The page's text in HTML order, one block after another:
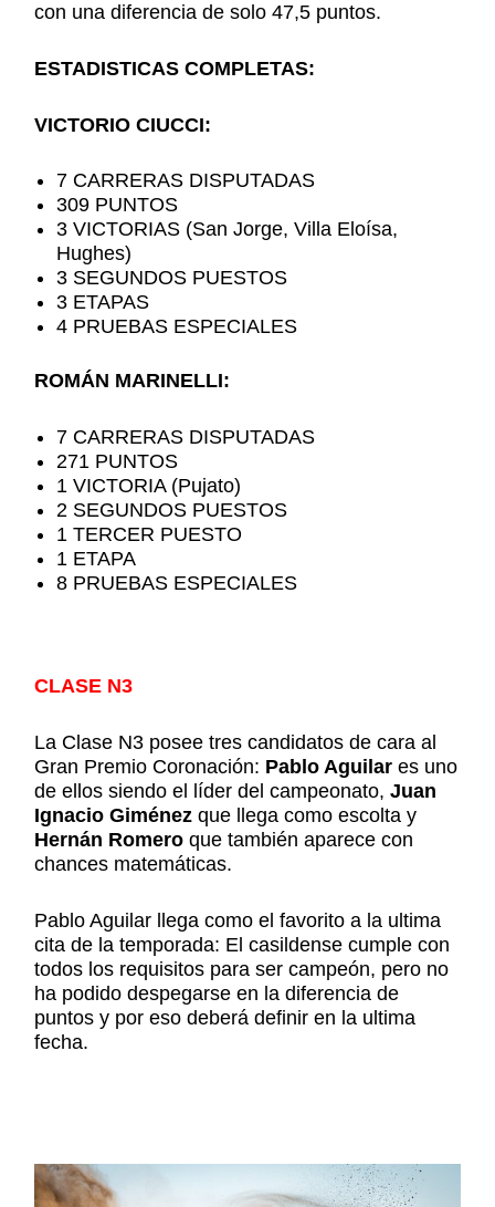
con una diferencia de solo 47,5 puntos.
ESTADISTICAS COMPLETAS:
VICTORIO CIUCCI:
7 CARRERAS DISPUTADAS
309 PUNTOS
3 VICTORIAS (San Jorge, Villa Eloísa,
Hughes)
3 SEGUNDOS PUESTOS
3 ETAPAS
4 PRUEBAS ESPECIALES
ROMÁN MARINELLI:
7 CARRERAS DISPUTADAS
271 PUNTOS
1 VICTORIA (Pujato)
2 SEGUNDOS PUESTOS
1 TERCER PUESTO
1 ETAPA
8 PRUEBAS ESPECIALES
CLASE N3
La Clase N3 posee tres candidatos de cara al
Gran Premio Coronación: Pablo Aguilar es uno
de ellos siendo el líder del campeonato,Juan
Ignacio Giménez que llega como escolta y
Hernán Romero que también aparece con
chances matemáticas.
Pablo Aguilar llega como el favorito a la ultima
cita de la temporada: El casildense cumple con
todos los requisitos para ser campeón, pero no
ha podido despegarse en la diferencia de
puntos y por eso deberá definir en la ultima
fecha.